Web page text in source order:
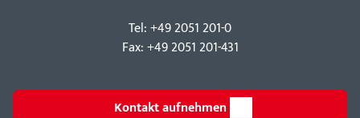
Tel: +49 2051 201-0
Fax: +49 2051 201-431
Kontakt aufnehmen